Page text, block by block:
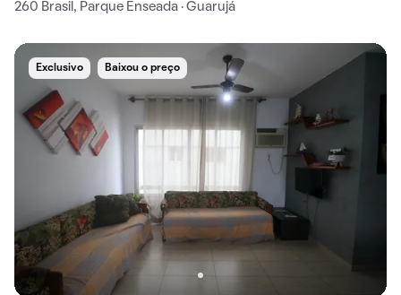
260 Brasil, Parque Enseada · Guarujá
Exclusivo Baixou o preço